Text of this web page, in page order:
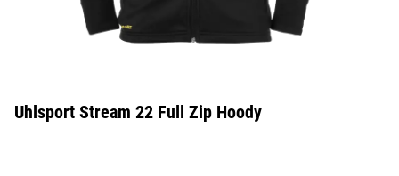
Uhlsport Stream 22 Full Zip Hoody